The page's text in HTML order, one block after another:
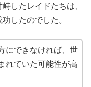
したレイドたちは、
したのでした。
にできなければ、世
れていた可能性が高